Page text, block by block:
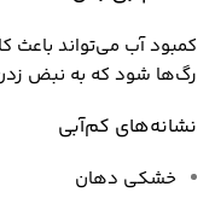
کمبود آب می‌تواند
رگ‌ها شود که به نبض
نشانه‌های کم‌آبی
خشکی دهان